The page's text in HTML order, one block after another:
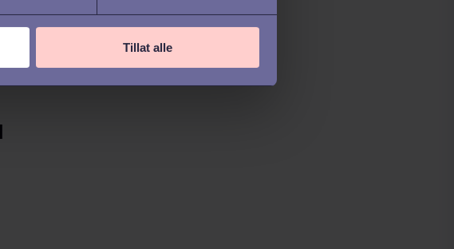
Tillat alle